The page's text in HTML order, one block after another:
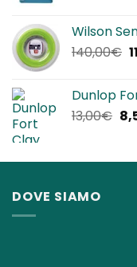
Wilson
140,00€ Il
Dunlop
13,00€ Il
DOVE SIAMO